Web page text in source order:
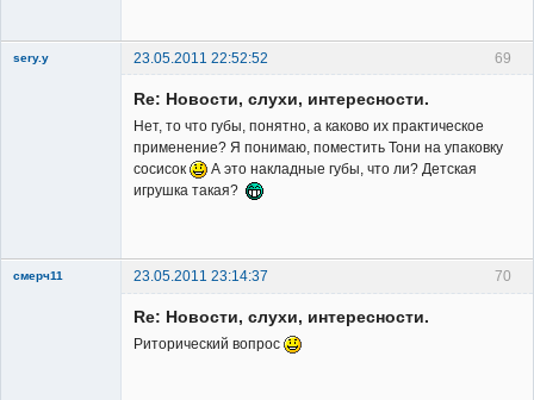
69
sery.y 23.05.2011 22:52:52
Re: Новости, слухи, интересности.
Нет, то что губы, понятно, а каково их практическое
применение? Я понимаю, поместить Тони на упаковку
сосисок
А это накладные губы, что ли? Детская
игрушка такая?
70
смерч11
23.05.2011 23:14:37
Re: Новости, слухи, интересности.
Риторический вопрос